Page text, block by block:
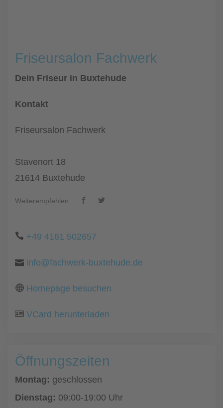
Friseursalon Fachwerk
Dein Friseur in Buxtehude
Kontakt
Friseursalon Fachwerk
Stavenort 18
21614 Buxtehude
Weiterempfehlen:
+49 4161 502657
info@fachwerk-buxtehude.de
Homepage besuchen
VCard herunterladen
Öffnungszeiten
Montag: geschlossen
Dienstag: 09:00-19:00 Uhr